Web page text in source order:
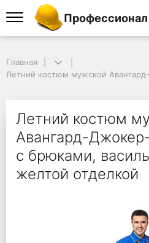
Профессионал
Главная
Летний костюм мужской
Летний костюм
Авангард-
с брюками,
желтой отделкой